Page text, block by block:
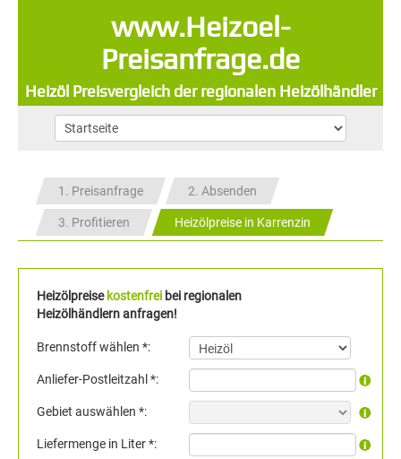
www.Heizoel-
Preisanfrage.de
Heizöl Preisvergleich der regionalen Heizölhändler
1. Preisanfrage 2. Absenden
3. Profitieren Heizölpreise in Karrenzin
Heizölpreise kostenfrei bei regionalen
Heizölhändlern anfragen!
Brennstoff wählen *:
Anliefer-Postleitzahl *:
Gebiet auswählen *:
Liefermenge in Liter *: